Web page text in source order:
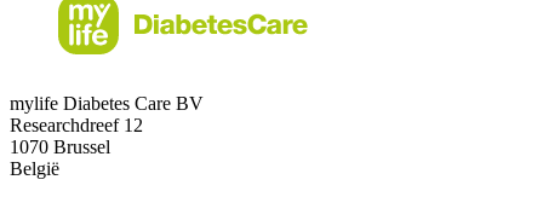
mylife Diabetes Care BV
Researchdreef 12
1070 Brussel
België